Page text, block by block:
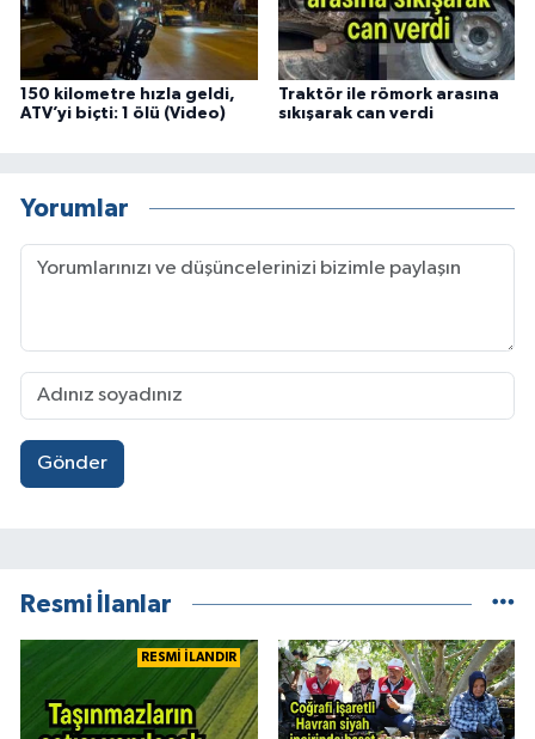
150 kilometre hızla geldi,
ATV’yi biçti: 1 ölü (Video)
Traktör ile römork arasına
sıkışarak can verdi
Yorumlar
Gönder
Resmi İlanlar
RESMİ İLANDIR